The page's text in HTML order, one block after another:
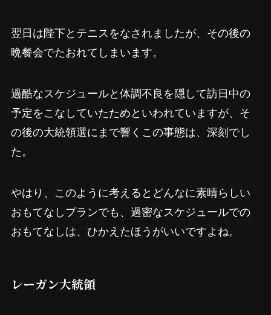
翌日は陛下とテニスをなされましたが、その後の
晩餐会でたおれてしまいます。
過酷なスケジュールと体調不良を隠して訪日中の
予定をこなしていたためといわれていますが、そ
の後の大統領選にまで響くこの事態は、深刻でし
た。
やはり、このように考えるとどんなに素晴らしい
おもてなしプランでも、過密なスケジュールでの
おもてなしは、ひかえたほうがいいですよね。
レーガン大統領